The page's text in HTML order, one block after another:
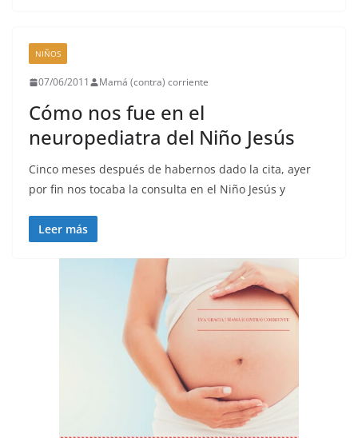
NIÑOS
07/06/2011 Mamá (contra) corriente
Cómo nos fue en el
neuropediatra del Niño Jesús
Cinco meses después de habernos dado la cita, ayer
por fin nos tocaba la consulta en el Niño Jesús y
Leer más